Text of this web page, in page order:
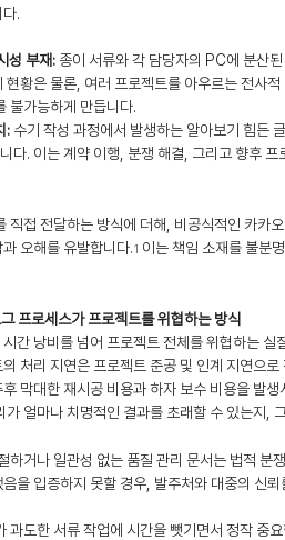
.
성 부재: 종이 서류와 각 담당자의 PC에 분산
현황은 물론, 여러 프로젝트를 아우르는 전사
불가능하게 만듭니다.
: 수기 작성 과정에서 발생하는 알아보기 힘든
다. 이는 계약 이행, 분쟁 해결, 그리고 향후
직접 전달하는 방식에 더해, 비공식적인 카카
오해를 유발합니다.1 이는 책임 소재를 불분
프로세스가 프로젝트를 위협하는 방식
간 낭비를 넘어 프로젝트 전체를 위협하는 실
처리 지연은 프로젝트 준공 및 인계 지연으
막대한 재시공 비용과 하자 보수 비용을 발
가 얼마나 치명적인 결과를 초래할 수 있는지,
하거나 일관성 없는 품질 관리 문서는 법적 분
을 입증하지 못할 경우, 발주처와 대중의 신
과도한 서류 작업에 시간을 뺏기면서 정작 중